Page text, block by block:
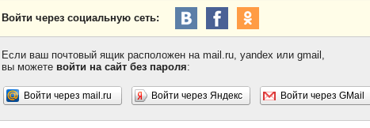
Войти через социальную сеть:
Если ваш почтовый ящик расположен на mail.ru, yandex или gmail,
вы можете войти на сайт без пароля:
Войти через mail.ru Войти через Яндекс Войти через GMail